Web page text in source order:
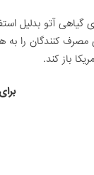
گیاهی آتو بدلیل
کنندگان را به
باز کند.